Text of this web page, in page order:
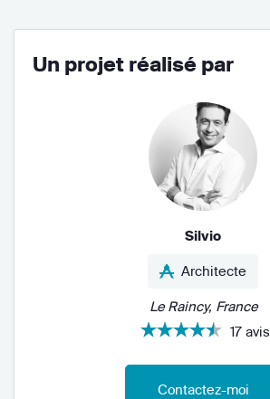
Un projet réalisé par
Silvio
Architecte
Le Raincy, France
17 avis
Contactez-moi